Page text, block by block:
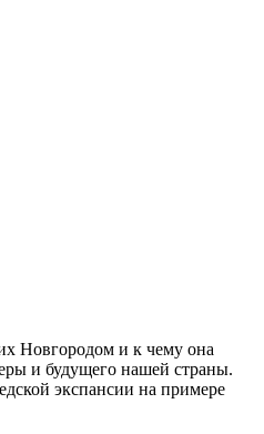
Новгородом и к чему она
и будущего нашей страны.
экспансии на примере